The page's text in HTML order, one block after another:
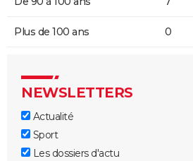
Plus de 100 ans 0
NEWSLETTERS
Actualité
Sport
Les dossiers d'actu